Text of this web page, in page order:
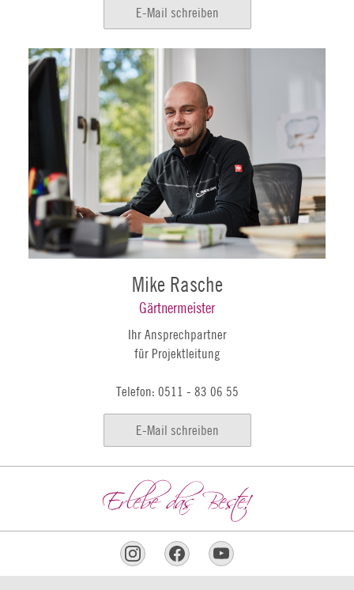
E-Mail schreiben
Mike Rasche
Gärtnermeister
Ihr Ansprechpartner
für Projektleitung
Telefon: 0511 - 83 06 55
E-Mail schreiben